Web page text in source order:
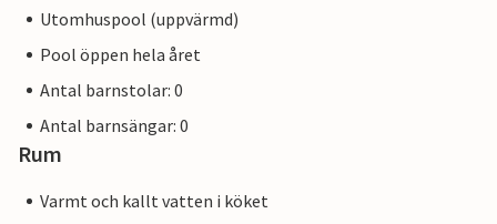
Utomhuspool (uppvärmd)
Pool öppen hela året
Antal barnstolar: 0
Antal barnsängar: 0
Rum
Varmt och kallt vatten i köket